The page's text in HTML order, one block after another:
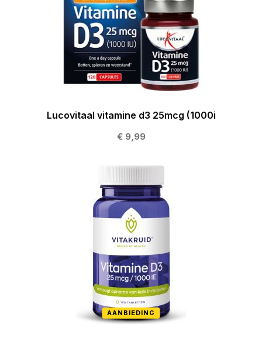
Lucovitaal vitamine d3 25mcg (1000i
€ 9,99
AANBIEDING